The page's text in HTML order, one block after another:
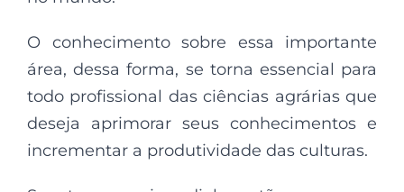
O conhecimento sobre essa importante
área, dessa forma, se torna essencial para
todo profissional das ciências agrárias que
deseja aprimorar seus conhecimentos e
incrementar a produtividade das culturas.